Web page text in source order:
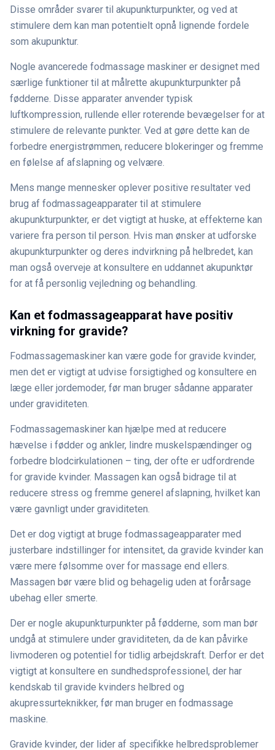
Disse områder svarer til akupunkturpunkter, og ved at
stimulere dem kan man potentielt opnå lignende fordele
som akupunktur.
Nogle avancerede fodmassage maskiner er designet med
særlige funktioner til at målrette akupunkturpunkter på
fødderne. Disse apparater anvender typisk
luftkompression, rullende eller roterende bevægelser for at
stimulere de relevante punkter. Ved at gøre dette kan de
forbedre energistrømmen, reducere blokeringer og fremme
en følelse af afslapning og velvære.
Mens mange mennesker oplever positive resultater ved
brug af fodmassageapparater til at stimulere
akupunkturpunkter, er det vigtigt at huske, at effekterne kan
variere fra person til person. Hvis man ønsker at udforske
akupunkturpunkter og deres indvirkning på helbredet, kan
man også overveje at konsultere en uddannet akupunktør
for at få personlig vejledning og behandling.
Kan et fodmassageapparat have positiv
virkning for gravide?
Fodmassagemaskiner kan være gode for gravide kvinder,
men det er vigtigt at udvise forsigtighed og konsultere en
læge eller jordemoder, før man bruger sådanne apparater
under graviditeten.
Fodmassagemaskiner kan hjælpe med at reducere
hævelse i fødder og ankler, lindre muskelspændinger og
forbedre blodcirkulationen – ting, der ofte er udfordrende
for gravide kvinder. Massagen kan også bidrage til at
reducere stress og fremme generel afslapning, hvilket kan
være gavnligt under graviditeten.
Det er dog vigtigt at bruge fodmassageapparater med
justerbare indstillinger for intensitet, da gravide kvinder kan
være mere følsomme over for massage end ellers.
Massagen bør være blid og behagelig uden at forårsage
ubehag eller smerte.
Der er nogle akupunkturpunkter på fødderne, som man bør
undgå at stimulere under graviditeten, da de kan påvirke
livmoderen og potentiel for tidlig arbejdskraft. Derfor er det
vigtigt at konsultere en sundhedsprofessionel, der har
kendskab til gravide kvinders helbred og
akupressurteknikker, før man bruger en fodmassage
maskine.
Gravide kvinder, der lider af specifikke helbredsproblemer